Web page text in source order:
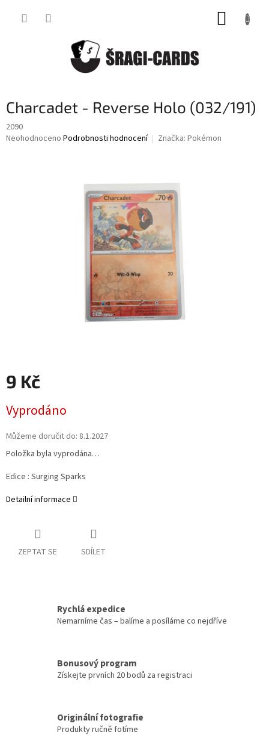
Charcadet - Reverse Holo (032/191)
2090
Průměrné
Neohodnoceno Podrobnosti hodnocení Značka: Pokémon
9 Kč
cena:
Vyprodáno
Můžeme doručit do: 8.1.2027
Položka byla vyprodána…
Edice : Surging Sparks
Detailní informace
ZEPTAT SE SDÍLET
Rychlá expedice
Nemarníme čas – balíme a posíláme co nejdříve
Bonusový program
Získejte prvních 20 bodů za registraci
Originální fotografie
Produkty ručně fotíme